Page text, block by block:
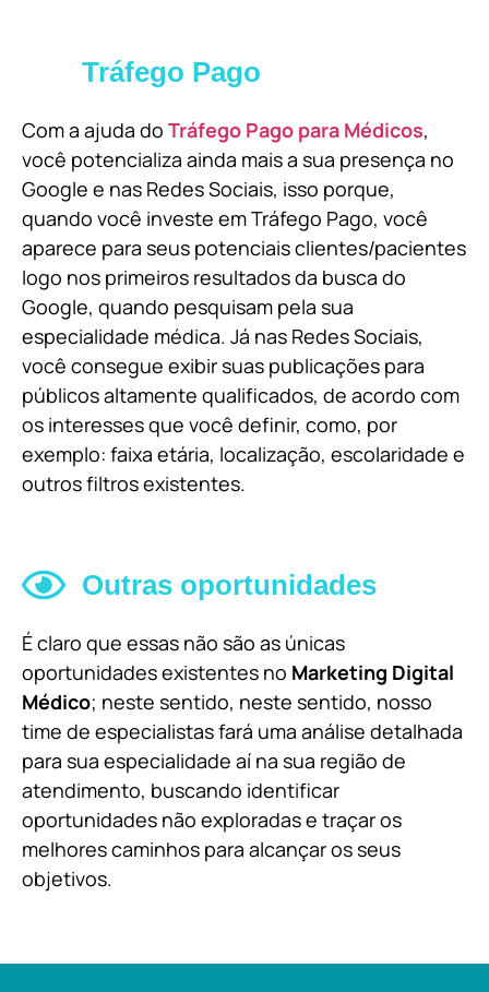
Tráfego Pago
Com a ajuda do Tráfego Pago para Médicos,
você potencializa ainda mais a sua presença no
Google e nas Redes Sociais, isso porque,
quando você investe em Tráfego Pago, você
aparece para seus potenciais clientes/pacientes
logo nos primeiros resultados da busca do
Google, quando pesquisam pela sua
especialidade médica. Já nas Redes Sociais,
você consegue exibir suas publicações para
públicos altamente qualificados, de acordo com
os interesses que você definir, como, por
exemplo: faixa etária, localização, escolaridade e
outros filtros existentes.
Outras oportunidades
É claro que essas não são as únicas
oportunidades existentes no Marketing Digital
Médico; neste sentido, neste sentido, nosso
time de especialistas fará uma análise detalhada
para sua especialidade aí na sua região de
atendimento, buscando identificar
oportunidades não exploradas e traçar os
melhores caminhos para alcançar os seus
objetivos.